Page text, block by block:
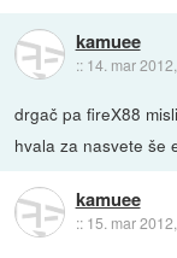
kamuee
:: 14. mar
drgač pa fireX88
hvala za nasvete še
kamuee
:: 15. mar